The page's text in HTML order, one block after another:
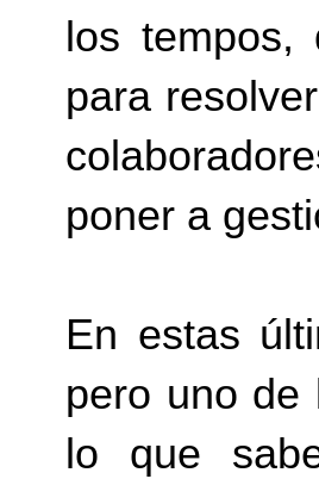
los tempos,
para
poner a
En estas
pero uno de
lo que